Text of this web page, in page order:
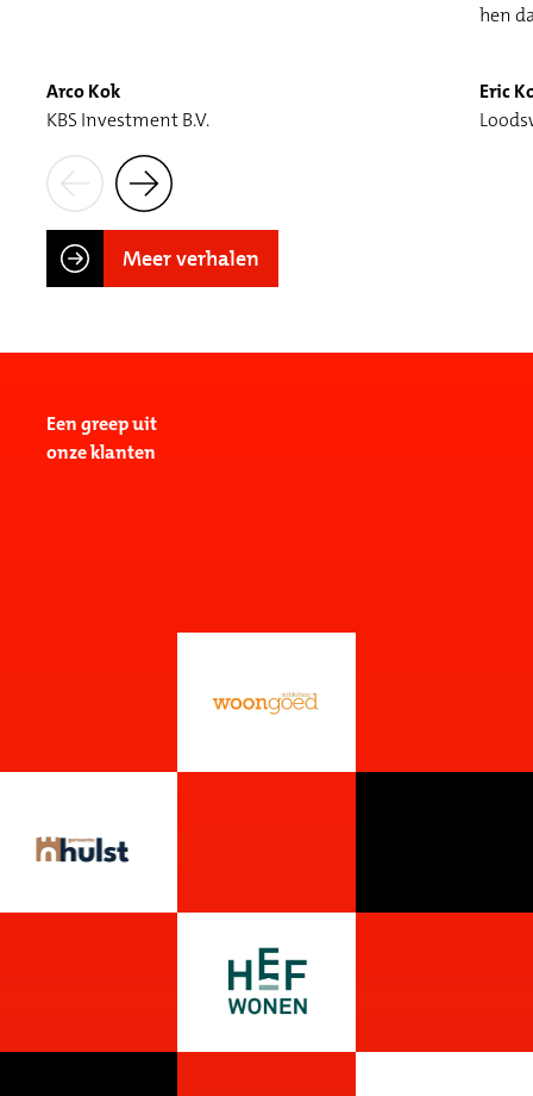
Arco Kok
KBS Investment B.V.
hen
Eric
Meer verhalen
Een greep uit
onze klanten